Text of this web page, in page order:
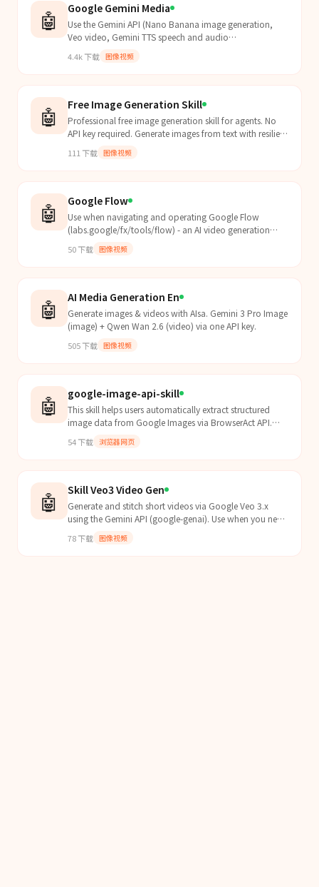
🤖 Google Gemini Media
Use the Gemini API (Nano Banana image generation,
Veo video, Gemini TTS speech and audio
workflows and code templates for "generation +
understanding".
4.4k下载 图像视频
🤖 Free Image Generation Skill
Professional free image generation skill for agents. No
API key required. Generate images from text with resilient
111 下载 图像视频
🤖 Google Flow
Use when navigating and operating Google Flow
(labs.google/fx/tools/flow) - an AI video generation
interfac...
50下载 图像视频
🤖 AI Media Generation En
Generate images & videos with AIsa. Gemini 3 Pro Image
(image) + Qwen Wan 2.6 (video) via one API key.
505下载 图像视频
🤖 google-image-api-skill
This skill helps users automatically extract structured
image data from Google Images via BrowserAct API.
54下载 浏览器网页
🤖 Skill Veo3 Video Gen
Generate and stitch short videos via Google Veo 3.x
using the Gemini API (google-genai). Use when you need
78下载 图像视频